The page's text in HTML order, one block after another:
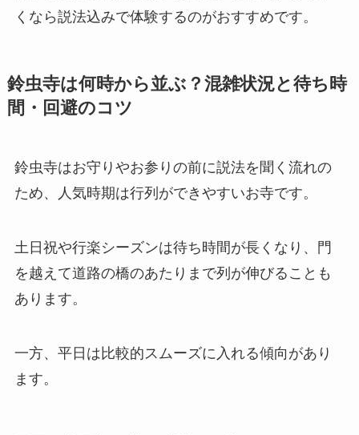
くなら説法込みで体験するのがおすすめです。
鈴虫寺は何時から並ぶ？混雑状況と待ち時
間・回避のコツ
鈴虫寺はお守りやお参りの前に説法を聞く流れの
ため、人気時期は行列ができやすいお寺です。
土日祝や行楽シーズンは待ち時間が長くなり、門
を越えて道路の橋のあたりまで列が伸びることも
あります。
一方、平日は比較的スムーズに入れる傾向があり
ます。